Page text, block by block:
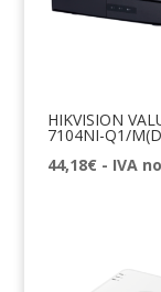
HIKVISION
7104NI-Q1/
44,18€ - IVA